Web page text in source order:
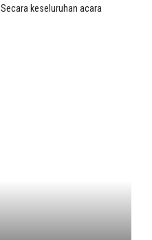
Secara keseluruhan acara